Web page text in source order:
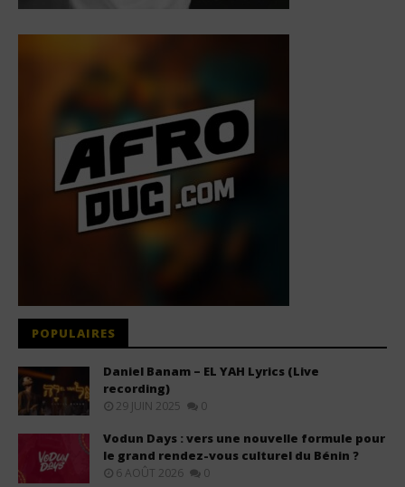
POPULAIRES
Daniel Banam – EL YAH Lyrics (Live
recording)
29 JUIN 2025 0
Vodun Days : vers une nouvelle formule pour
le grand rendez-vous culturel du Bénin ?
6 AOÛT 2026 0